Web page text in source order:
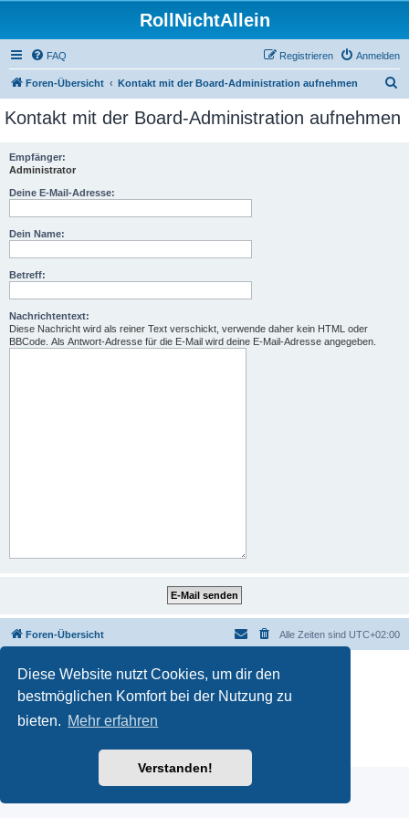
Diese Website nutzt Cookies, um dir den
bestmöglichen Komfort bei der Nutzung zu
bieten. Mehr erfahren
Verstanden!
RollNichtAllein
FAQ Anmelden
Registrieren
Foren-Übersicht Kontakt mit der Board-Administration aufnehmen
c
Kontakt mit der Board-Administration aufnehmen
Empfänger:
Administrator
Deine E-Mail-Adresse:
Dein Name:
Betreff:
Nachrichtentext:
Diese Nachricht wird als reiner Text verschickt, verwende daher kein HTML oder
BBCode. Als Antwort-Adresse für die E-Mail wird deine E-Mail-Adresse angegeben.
Foren-Übersicht Alle Zeiten sind UTC+02:00
Powered byphpBB
Datenschutz|Nutzungsbedingungen